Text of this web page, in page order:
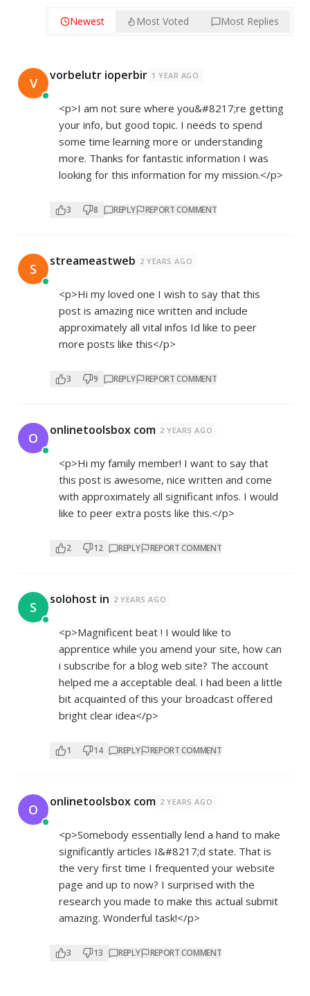
Newest Most Voted Most Replies
V vorbelutr ioperbir 1 YEAR AGO
<p>I am not sure where you&#8217;re getting
your info, but good topic. I needs to spend
some time learning more or understanding
more. Thanks for fantastic information I was
looking for this information for my mission.</p>
3 8 REPLY REPORT COMMENT
S streameastweb 2 YEARS AGO
<p>Hi my loved one I wish to say that this
post is amazing nice written and include
approximately all vital infos Id like to peer
more posts like this</p>
3 9 REPLY REPORT COMMENT
O onlinetoolsbox com 2 YEARS AGO
<p>Hi my family member! I want to say that
this post is awesome, nice written and come
with approximately all significant infos. I would
like to peer extra posts like this.</p>
2 12 REPLY REPORT COMMENT
S solohost in 2 YEARS AGO
<p>Magnificent beat ! I would like to
apprentice while you amend your site, how can
i subscribe for a blog web site? The account
helped me a acceptable deal. I had been a little
bit acquainted of this your broadcast offered
bright clear idea</p>
1 14 REPLY REPORT COMMENT
O onlinetoolsbox com 2 YEARS AGO
<p>Somebody essentially lend a hand to make
significantly articles I&#8217;d state. That is
the very first time I frequented your website
page and up to now? I surprised with the
research you made to make this actual submit
amazing. Wonderful task!</p>
3 13 REPLY REPORT COMMENT